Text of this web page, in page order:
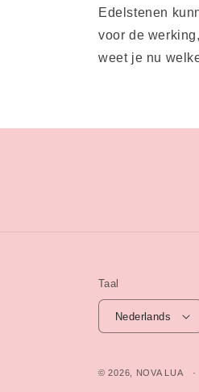
Edelstenen
voor de
weet je nu
Taal
Nederlands
© 2026, NOVA LUA